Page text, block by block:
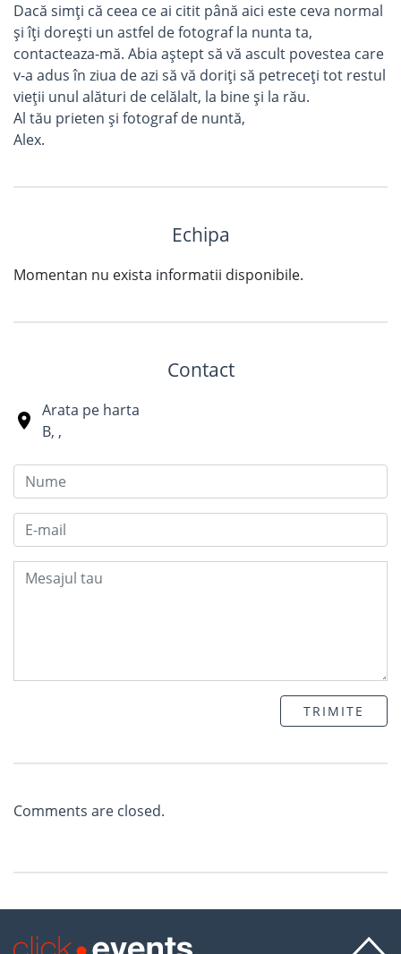
Dacă simți că ceea ce ai citit până aici este ceva normal
și îți dorești un astfel de fotograf la nunta ta,
contacteaza-mă. Abia aștept să vă ascult povestea care
v-a adus în ziua de azi să vă doriți să petreceți tot restul
vieții unul alături de celălalt, la bine și la rău.
Al tău prieten și fotograf de nuntă,
Alex.
Echipa
Momentan nu exista informatii disponibile.
Contact
Arata pe harta
B, ,
TRIMITE
Comments are closed.